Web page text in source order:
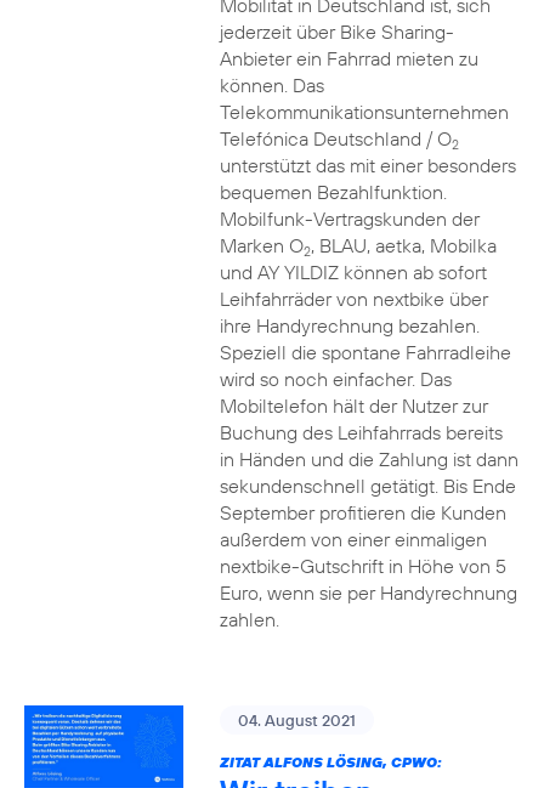
Mobilität in Deutschland ist, sich
jederzeit über Bike Sharing-
Anbieter ein Fahrrad mieten zu
können. Das
Telekommunikationsunternehmen
Telefónica Deutschland / O2
unterstützt das mit einer besonders
bequemen Bezahlfunktion.
Mobilfunk-Vertragskunden der
Marken O2, BLAU, aetka, Mobilka
und AY YILDIZ können ab sofort
Leihfahrräder von nextbike über
ihre Handyrechnung bezahlen.
Speziell die spontane Fahrradleihe
wird so noch einfacher. Das
Mobiltelefon hält der Nutzer zur
Buchung des Leihfahrrads bereits
in Händen und die Zahlung ist dann
sekundenschnell getätigt. Bis Ende
September profitieren die Kunden
außerdem von einer einmaligen
nextbike-Gutschrift in Höhe von 5
Euro, wenn sie per Handyrechnung
zahlen.
04. August 2021
ZITAT ALFONS LÖSING, CPWO: